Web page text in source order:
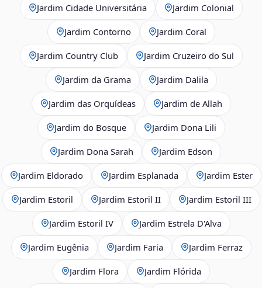
Jardim Cidade Universitária Jardim Colonial
Jardim Contorno Jardim Coral
Jardim Country Club Jardim Cruzeiro do Sul
Jardim da Grama Jardim Dalila
Jardim das Orquídeas Jardim de Allah
Jardim do Bosque Jardim Dona Lili
Jardim Dona Sarah Jardim Edson
Jardim Eldorado Jardim Esplanada Jardim Ester
Jardim Estoril Jardim Estoril II Jardim Estoril III
Jardim Estoril IV Jardim Estrela D'Alva
Jardim Eugênia Jardim Faria Jardim Ferraz
Jardim Flora Jardim Flórida